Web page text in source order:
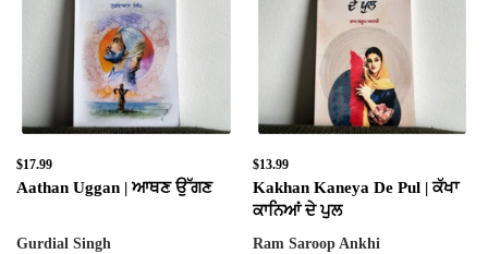
$17.99
Aathan Uggan | ਆਥਣ ਉੱਗਣ
Gurdial Singh
$13.99
Kakhan Kaneya De Pul | ਕੱਖਾ
ਕਾਨਿਆਂ ਦੇ ਪੁਲ
Ram Saroop Ankhi